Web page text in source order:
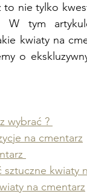
nie tylko
tym
kwiaty na
o
wybrać ?
na cmentarz
kwiaty
na cmentarz